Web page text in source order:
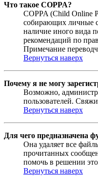
Что такое COPPA?
COPPA (Child Online
собирающих личные
наличие иного вида
рекомендаций по
Примечание
Вернуться наверх
Почему я не могу
Возможно,
пользователей.
Вернуться наверх
Для чего предназначена
Она удаляет все
прочитанных
помочь в решении
Вернуться наверх